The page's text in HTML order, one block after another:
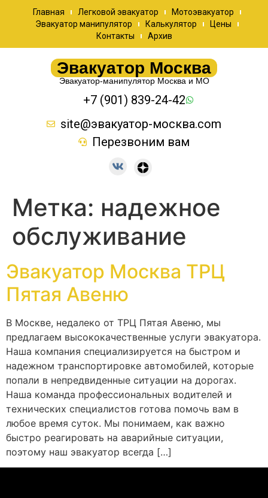
Главная Легковой эвакуатор
Мотоэвакуатор
Эвакуатор манипулятор
Калькулятор
Цены
Контакты
Архив
Эвакуатор Москва
Эвакуатор-манипулятор Москва и МО
+7 (901) 839-24-42
site@эвакуатор-москва.com
Перезвоним вам
Метка: надежное
обслуживание
Эвакуатор Москва ТРЦ
Пятая Авеню
В Москве, недалеко от ТРЦ Пятая Авеню, мы
предлагаем высококачественные услуги эвакуатора.
Наша компания специализируется на быстром и
надежном транспортировке автомобилей, которые
попали в непредвиденные ситуации на дорогах.
Наша команда профессиональных водителей и
технических специалистов готова помочь вам в
любое время суток. Мы понимаем, как важно
быстро реагировать на аварийные ситуации,
поэтому наш эвакуатор всегда […]